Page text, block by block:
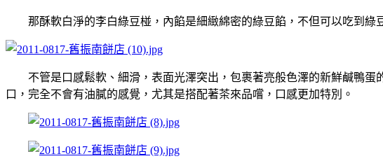
那酥軟白淨的李白綠豆椪，內餡是細緻綿密的綠豆餡，不但可以吃到綠
不管是口感鬆軟、細滑，表面光澤突出，包裹著亮般色澤的新鮮鹹鴨蛋
口，完全不會有油膩的感覺，尤其是搭配著茶來品嚐，口感更加特別。